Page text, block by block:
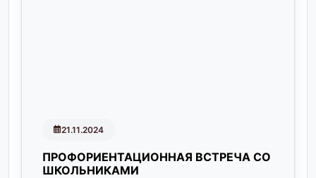
21.11.2024
ПРОФОРИЕНТАЦИОННАЯ ВСТРЕЧА СО
ШКОЛЬНИКАМИ